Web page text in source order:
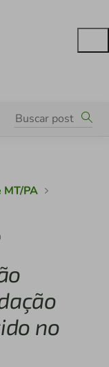
MT/PA
no